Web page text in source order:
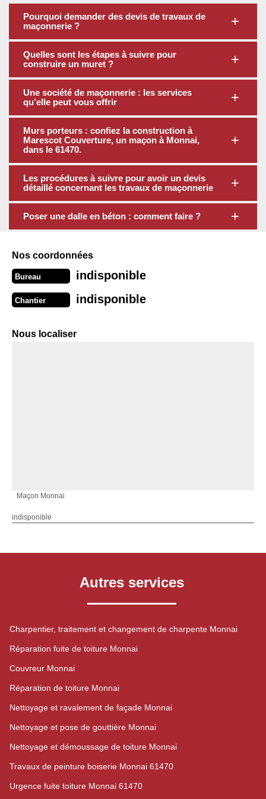
Pourquoi demander des devis de travaux de
maçonnerie ?
Quelles sont les étapes à suivre pour
construire un muret ?
Une société de maçonnerie : les services
qu’elle peut vous offrir
Murs porteurs : confiez la construction à
Marescot Couverture, un maçon à Monnai,
dans le 61470.
Les procédures à suivre pour avoir un devis
détaillé concernant les travaux de maçonnerie
Poser une dalle en béton : comment faire ?
Nos coordonnées
Bureau indisponible
Chantier indisponible
Nous localiser
Maçon Monnai
indisponible
Autres services
Charpentier, traitement et changement de charpente Monnai
Réparation fuite de toiture Monnai
Couvreur Monnai
Réparation de toiture Monnai
Nettoyage et ravalement de façade Monnai
Nettoyage et pose de gouttière Monnai
Nettoyage et démoussage de toiture Monnai
Travaux de peinture boiserie Monnai 61470
Urgence fuite toiture Monnai 61470